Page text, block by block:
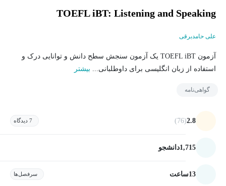
TOEFL iBT: Listening and Speaking
علی حامدبرقی
آزمون TOEFL iBT یک آزمون سنجش سطح دانش و توانایی درک و
استفاده از زبان انگلیسی برای داوطلبانی... بیشتر
گواهی‌نامه
2.8
(76) 7 دیدگاه
1,715دانشجو
13ساعت سرفصل‌ها